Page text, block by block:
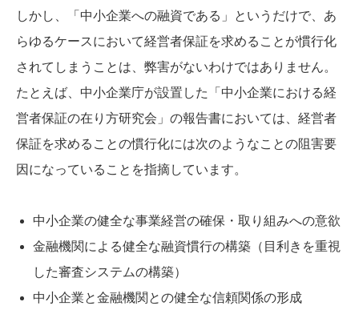
しかし、「中小企業への融資である」というだけで、あ
らゆるケースにおいて経営者保証を求めることが慣行化
されてしまうことは、弊害がないわけではありません。
たとえば、中小企業庁が設置した「中小企業における経
営者保証の在り方研究会」の報告書においては、経営者
保証を求めることの慣行化には次のようなことの阻害要
因になっていることを指摘しています。
中小企業の健全な事業経営の確保・取り組みへの意欲
金融機関による健全な融資慣行の構築（目利きを重視
した審査システムの構築）
中小企業と金融機関との健全な信頼関係の形成